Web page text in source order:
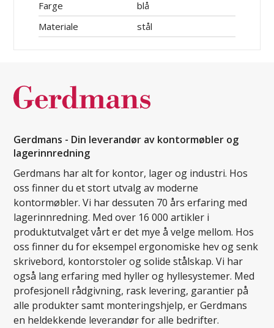
Farge
blå
Materiale
stål
Gerdmans - Din leverandør av kontormøbler og
lagerinnredning
Gerdmans har alt for kontor, lager og industri. Hos
oss finner du et stort utvalg av moderne
kontormøbler. Vi har dessuten 70 års erfaring med
lagerinnredning. Med over 16 000 artikler i
produktutvalget vårt er det mye å velge mellom. Hos
oss finner du for eksempel ergonomiske hev og senk
skrivebord, kontorstoler og solide stålskap. Vi har
også lang erfaring med hyller og hyllesystemer. Med
profesjonell rådgivning, rask levering, garantier på
alle produkter samt monteringshjelp, er Gerdmans
en heldekkende leverandør for alle bedrifter.